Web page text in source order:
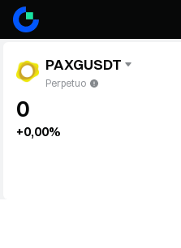
PAXGUSDT
Perpetuo
0
+0,00%